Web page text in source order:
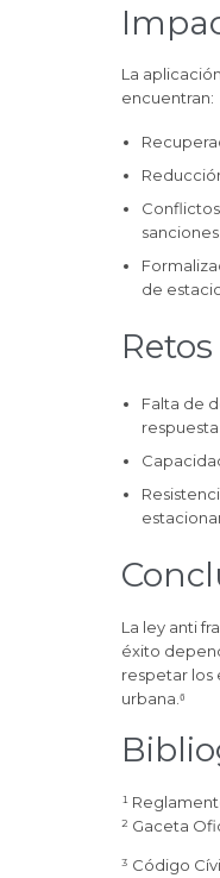
La
encuentran:
de
Falta de
La ley anti
éxito
respetar los
urbana.⁶
¹
² Gaceta
³ Código